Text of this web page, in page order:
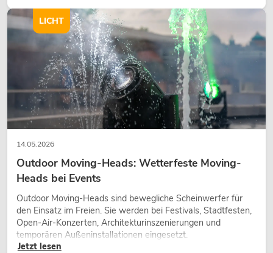
wirken lassen.
14.05.2026
Outdoor Moving-Heads: Wetterfeste Moving-
Heads bei Events
Outdoor Moving-Heads sind bewegliche Scheinwerfer für
den Einsatz im Freien. Sie werden bei Festivals, Stadtfesten,
Open-Air-Konzerten, Architekturinszenierungen und
temporären Außeninstallationen eingesetzt.
Jetzt lesen
LICHT